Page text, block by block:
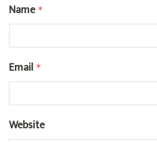
Name *
Email *
Website